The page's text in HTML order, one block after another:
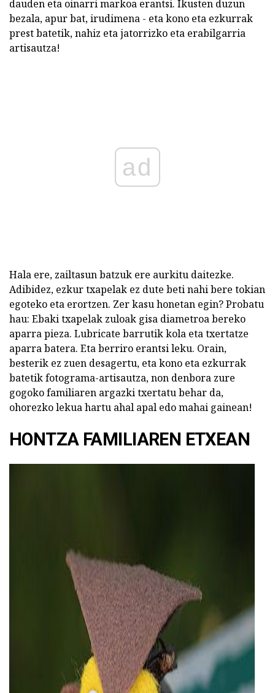
dauden eta oinarri markoa erantsi. Ikusten duzun
bezala, apur bat, irudimena - eta kono eta ezkurrak
prest batetik, nahiz eta jatorrizko eta erabilgarria
artisautza!
ad
Hala ere, zailtasun batzuk ere aurkitu daitezke.
Adibidez, ezkur txapelak ez dute beti nahi bere tokian
egoteko eta erortzen. Zer kasu honetan egin? Probatu
hau: Ebaki txapelak zuloak gisa diametroa bereko
aparra pieza. Lubricate barrutik kola eta txertatze
aparra batera. Eta berriro erantsi leku. Orain,
besterik ez zuen desagertu, eta kono eta ezkurrak
batetik fotograma-artisautza, non denbora zure
gogoko familiaren argazki txertatu behar da,
ohorezko lekua hartu ahal apal edo mahai gainean!
HONTZA FAMILIAREN ETXEAN